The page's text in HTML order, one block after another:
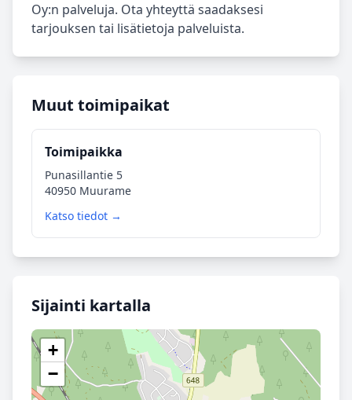
Oy:n palveluja. Ota yhteyttä saadaksesi
tarjouksen tai lisätietoja palveluista.
Muut toimipaikat
Toimipaikka
Punasillantie 5
40950 Muurame
Katso tiedot →
Sijainti kartalla
+
−